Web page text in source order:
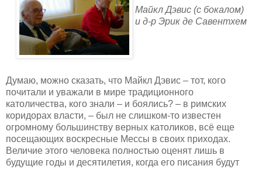
Майкл Дэвис (с бокалом)
и д-р Эрик де Савентхем
Думаю, можно сказать, что Майкл Дэвис – тот, кого
почитали и уважали в мире традиционного
католичества, кого знали – и боялись? – в римских
коридорах власти, – был не слишком-то известен
огромному большинству верных католиков, всё еще
посещающих воскресные Мессы в своих приходах.
Величие этого человека полностью оценят лишь в
будущие годы и десятилетия, когда его писания будут